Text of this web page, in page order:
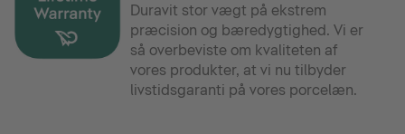
Duravit stor vægt på ekstrem
præcision og bæredygtighed. Vi er
så overbeviste om kvaliteten af
vores produkter, at vi nu tilbyder
livstidsgaranti på vores porcelæn.